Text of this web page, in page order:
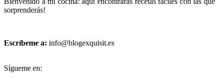
sorprenderás!
Escríbeme a: info@blogexquisit.es
Sígueme en: